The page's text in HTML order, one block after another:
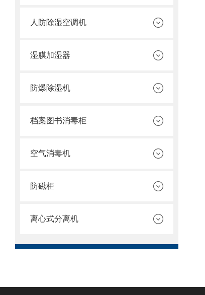
人防除湿空调机
湿膜加湿器
防爆除湿机
档案图书消毒柜
空气消毒机
防磁柜
离心式分离机